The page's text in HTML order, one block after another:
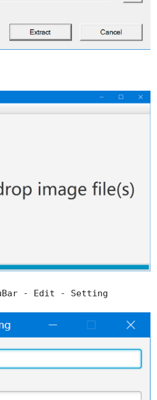
- Edit - Setting